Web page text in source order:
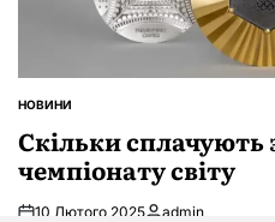
ОПУБЛІКУВАТИ
НОВИНИ
Скільки сплачують
чемпіонату світу
10 Лютого 2025 admin